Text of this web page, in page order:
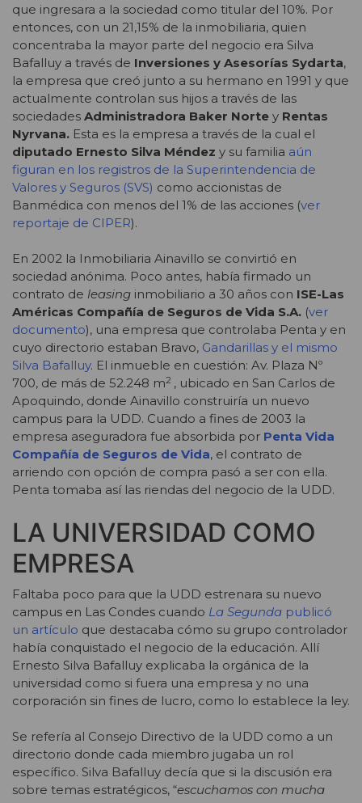
que ingresara a la sociedad como titular del 10%. Por
entonces, con un 21,15% de la inmobiliaria, quien
concentraba la mayor parte del negocio era Silva
Bafalluy a través de Inversiones y Asesorías Sydarta,
la empresa que creó junto a su hermano en 1991 y que
actualmente controlan sus hijos a través de las
sociedades Administradora Baker Norte y Rentas
Nyrvana. Esta es la empresa a través de la cual el
diputado Ernesto Silva Méndez y su familia aún
figuran en los registros de la Superintendencia de
Valores y Seguros (SVS) como accionistas de
Banmédica con menos del 1% de las acciones (ver
reportaje de CIPER).
En 2002 la Inmobiliaria Ainavillo se convirtió en
sociedad anónima. Poco antes, había firmado un
contrato de leasing inmobiliario a 30 años con ISE-Las
Américas Compañía de Seguros de Vida S.A. (ver
documento), una empresa que controlaba Penta y en
cuyo directorio estaban Bravo, Gandarillas y el mismo
Silva Bafalluy. El inmueble en cuestión: Av. Plaza Nº
700, de más de 52.248 m2 , ubicado en San Carlos de
Apoquindo, donde Ainavillo construiría un nuevo
campus para la UDD. Cuando a fines de 2003 la
empresa aseguradora fue absorbida por Penta Vida
Compañía de Seguros de Vida, el contrato de
arriendo con opción de compra pasó a ser con ella.
Penta tomaba así las riendas del negocio de la UDD.
LA UNIVERSIDAD COMO
EMPRESA
Faltaba poco para que la UDD estrenara su nuevo
campus en Las Condes cuando La Segunda publicó
un artículo que destacaba cómo su grupo controlador
había conquistado el negocio de la educación. Allí
Ernesto Silva Bafalluy explicaba la orgánica de la
universidad como si fuera una empresa y no una
corporación sin fines de lucro, como lo establece la ley.
Se refería al Consejo Directivo de la UDD como a un
directorio donde cada miembro jugaba un rol
específico. Silva Bafalluy decía que si la discusión era
sobre temas estratégicos, “escuchamos con mucha